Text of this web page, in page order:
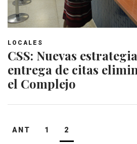
LOCALES
CSS: Nuevas
entrega de citas
el Complejo
Navegación
ANT 1 2